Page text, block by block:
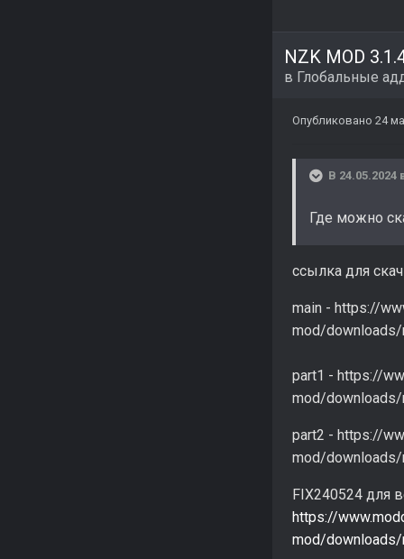
в Глобальные
Опубликовано 24
В 24.05.2024
Где можно
ссылка для
main - https://
mod/
part1 - https://
mod/
part2 - https://
mod/
FIX240524 для
https://
mod/